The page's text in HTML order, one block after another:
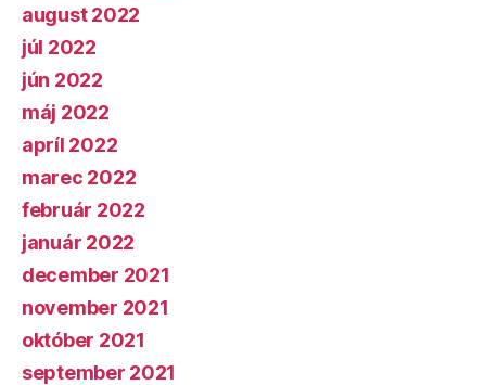
august 2022
júl 2022
jún 2022
máj 2022
apríl 2022
marec 2022
február 2022
január 2022
december 2021
november 2021
október 2021
september 2021